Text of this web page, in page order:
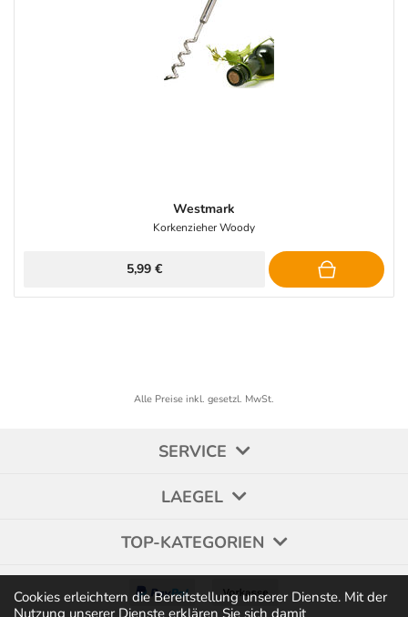
Cookies erleichtern die Bereitstellung unserer Dienste. Mit der
Nutzung unserer Dienste erklären Sie sich damit
Westmark
Korkenzieher Woody
5,99 €
Alle Preise inkl. gesetzl. MwSt.
SERVICE
LAEGEL
TOP-KATEGORIEN